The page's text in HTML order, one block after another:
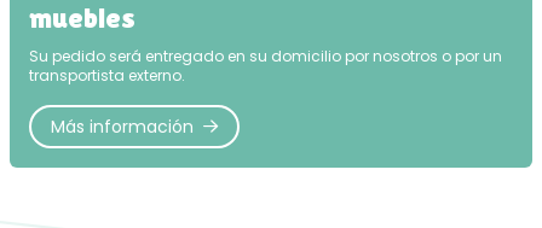
muebles
Su pedido será entregado en su domicilio por nosotros o por un
transportista externo.
Más información